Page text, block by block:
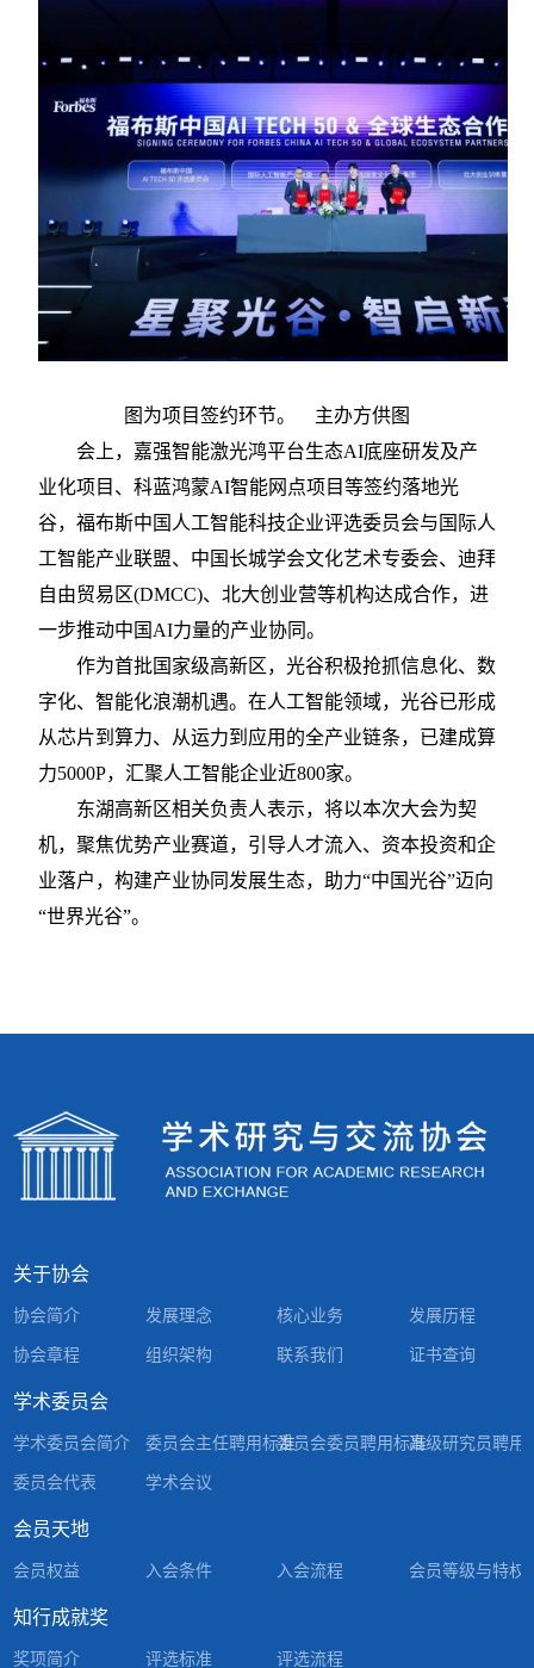
图为项目签约环节。 主办方供图
会上，嘉强智能激光鸿平台生态AI底座研发及产
业化项目、科蓝鸿蒙AI智能网点项目等签约落地光
谷，福布斯中国人工智能科技企业评选委员会与国际人
工智能产业联盟、中国长城学会文化艺术专委会、迪拜
自由贸易区(DMCC)、北大创业营等机构达成合作，进
一步推动中国AI力量的产业协同。
作为首批国家级高新区，光谷积极抢抓信息化、数
字化、智能化浪潮机遇。在人工智能领域，光谷已形成
从芯片到算力、从运力到应用的全产业链条，已建成算
力5000P，汇聚人工智能企业近800家。
东湖高新区相关负责人表示，将以本次大会为契
机，聚焦优势产业赛道，引导人才流入、资本投资和企
业落户，构建产业协同发展生态，助力“中国光谷”迈向
“世界光谷”。
关于协会
协会简介 发展理念 核心业务 发展历程
协会章程 组织架构 联系我们 证书查询
学术委员会
学术委员会简介 委员会主任聘用标准委员会委员聘用标准高级研究员聘用
委员会代表 学术会议
会员天地
会员权益 入会条件 入会流程 会员等级与特权
知行成就奖
奖项简介 评选标准 评选流程